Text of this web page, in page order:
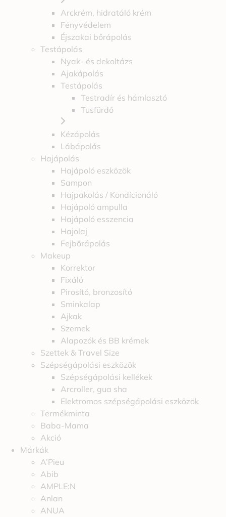
Arckrém, hidratáló krém
Fényvédelem
Éjszakai bőrápolás
Testápolás
Nyak- és dekoltázs
Ajakápolás
Testápolás
Testradír és hámlasztó
Tusfürdő
Kézápolás
Lábápolás
Hajápolás
Hajápoló eszközök
Sampon
Hajpakolás / Kondícionáló
Hajápoló ampulla
Hajápoló esszencia
Hajolaj
Fejbőrápolás
Makeup
Korrektor
Fixáló
Pirosító, bronzosító
Sminkalap
Ajkak
Szemek
Alapozók és BB krémek
Szettek & Travel Size
Szépségápolási eszközök
Szépségápolási kellékek
Arcroller, gua sha
Elektromos szépségápolási eszközök
Termékminta
Baba-Mama
Akció
Márkák
A’Pieu
Abib
AMPLE:N
Anlan
ANUA